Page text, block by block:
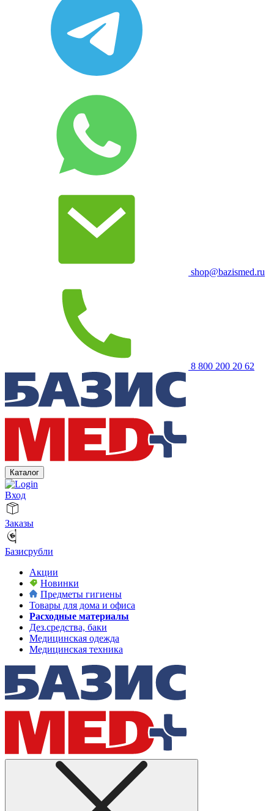
shop@bazismed.ru
8 800 200 20 62
Каталог
Вход
Заказы
Базисрубли
Акции
Новинки
Предметы гигиены
Товары для дома и офиса
Расходные материалы
Дез.средства, баки
Медицинская одежда
Медицинская техника